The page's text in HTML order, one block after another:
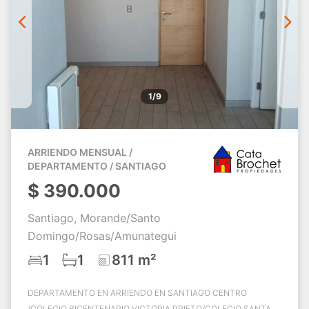
1/9
ARRIENDO MENSUAL /
DEPARTAMENTO / SANTIAGO
$ 390.000
Santiago, Morande/Santo
Domingo/Rosas/Amunategui
1 1 811 m²
DEPARTAMENTO EN ARRIENDO EN SANTIAGO CENTRO